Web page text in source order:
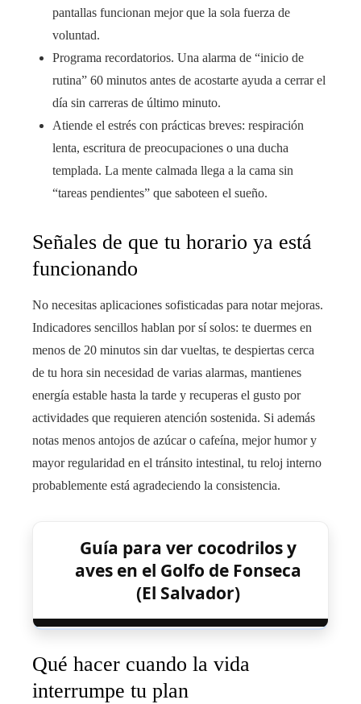
pantallas funcionan mejor que la sola fuerza de
voluntad.
Programa recordatorios. Una alarma de “inicio de
rutina” 60 minutos antes de acostarte ayuda a cerrar el
día sin carreras de último minuto.
Atiende el estrés con prácticas breves: respiración
lenta, escritura de preocupaciones o una ducha
templada. La mente calmada llega a la cama sin
“tareas pendientes” que saboteen el sueño.
Señales de que tu horario ya está
funcionando
No necesitas aplicaciones sofisticadas para notar mejoras.
Indicadores sencillos hablan por sí solos: te duermes en
menos de 20 minutos sin dar vueltas, te despiertas cerca
de tu hora sin necesidad de varias alarmas, mantienes
energía estable hasta la tarde y recuperas el gusto por
actividades que requieren atención sostenida. Si además
notas menos antojos de azúcar o cafeína, mejor humor y
mayor regularidad en el tránsito intestinal, tu reloj interno
probablemente está agradeciendo la consistencia.
Guía para ver cocodrilos y
aves en el Golfo de Fonseca
(El Salvador)
Qué hacer cuando la vida
interrumpe tu plan